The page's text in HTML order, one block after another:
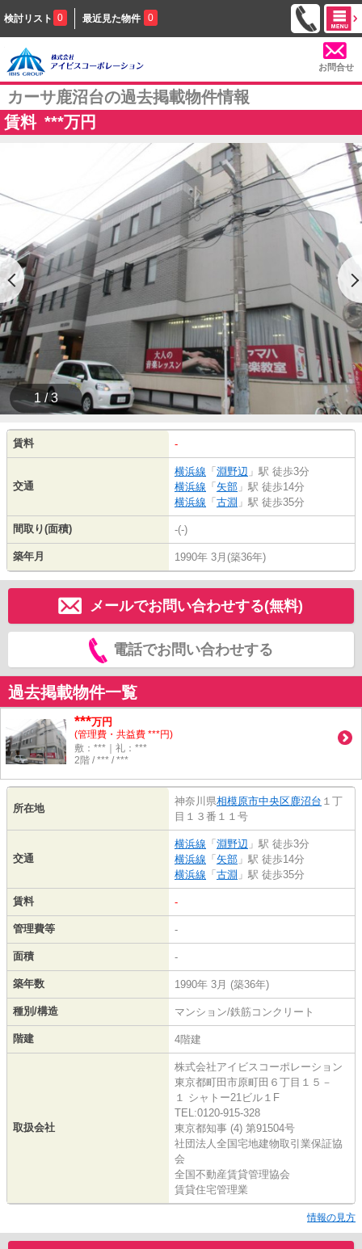
検討リスト 0 最近見た物件 0
お問合せ
カーサ鹿沼台の過去掲載物件情報
賃料 ***万円
1 / 3
賃料 -
交通
横浜線 「淵野辺 」駅 徒歩3分
横浜線 「矢部 」駅 徒歩14分
横浜線 「古淵 」駅 徒歩35分
間取り(面積) -(-)
築年月 1990年 3月(築36年)
メールでお問い合わせする(無料)
電話でお問い合わせする
過去掲載物件一覧
***万円
(管理費・共益費 ***円)
敷：***｜礼：***
2階 / *** / ***
所在地
神奈川県相模原市中央区鹿沼台 １丁
目１３番１１号
交通
横浜線 「淵野辺 」駅 徒歩3分
横浜線 「矢部 」駅 徒歩14分
横浜線 「古淵 」駅 徒歩35分
賃料 -
管理費等 -
面積 -
築年数 1990年 3月 (築36年)
種別/構造 マンション/鉄筋コンクリート
階建 4階建
取扱会社
株式会社アイビスコーポレーション
東京都町田市原町田６丁目１５－
１ シャトー21ビル１F
TEL:0120-915-328
東京都知事 (4) 第91504号
社団法人全国宅地建物取引業保証協
会
全国不動産賃貸管理協会
賃貸住宅管理業
情報の見方